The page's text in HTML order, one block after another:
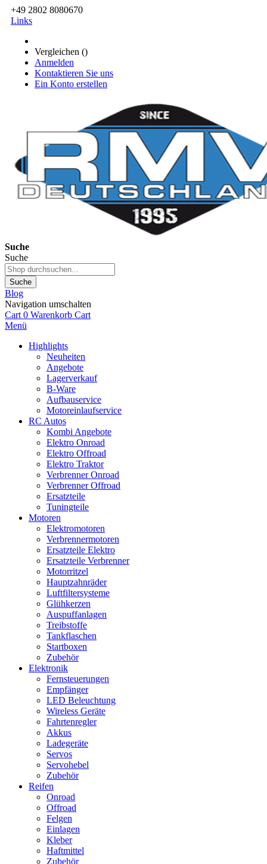
+49 2802 8080670
Links
Vergleichen ()
Anmelden
Kontaktieren Sie uns
Ein Konto erstellen
Suche
Suche
Suche
Blog
Navigation umschalten
Cart 0 Warenkorb Cart
Menü
Highlights
Neuheiten
Angebote
Lagerverkauf
B-Ware
Aufbauservice
Motoreinlaufservice
RC Autos
Kombi Angebote
Elektro Onroad
Elektro Offroad
Elektro Traktor
Verbrenner Onroad
Verbrenner Offroad
Ersatzteile
Tuningteile
Motoren
Elektromotoren
Verbrennermotoren
Ersatzteile Elektro
Ersatzteile Verbrenner
Motorritzel
Hauptzahnräder
Luftfiltersysteme
Glühkerzen
Auspuffanlagen
Treibstoffe
Tankflaschen
Startboxen
Zubehör
Elektronik
Fernsteuerungen
Empfänger
LED Beleuchtung
Wireless Geräte
Fahrtenregler
Akkus
Ladegeräte
Servos
Servohebel
Zubehör
Reifen
Onroad
Offroad
Felgen
Einlagen
Kleber
Haftmittel
Zubehör